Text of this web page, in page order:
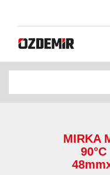
MIRKA